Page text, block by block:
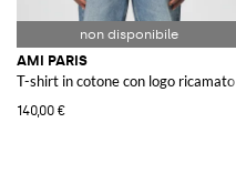
AMI PARIS
T-shirt in cotone con logo ricamato
140,00 €